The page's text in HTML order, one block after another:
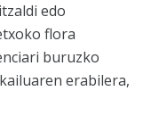
edo
flora
buruzko
erabilera,